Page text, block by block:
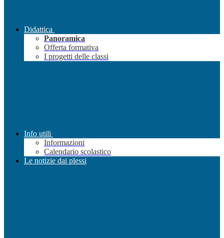
Didattica
Panoramica
Offerta formativa
I progetti delle classi
Info utili
Informazioni
Calendario scolastico
Le notizie dai plessi